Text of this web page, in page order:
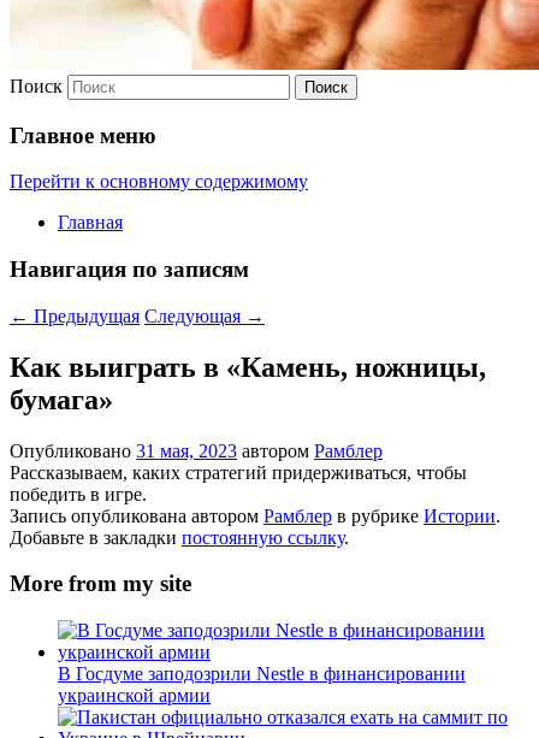
Поиск
Главное меню
Перейти к основному содержимому
Главная
Навигация по записям
← Предыдущая Следующая →
Как выиграть в «Камень, ножницы,
бумага»
Опубликовано 31 мая, 2023 автором Рамблер
Рассказываем, каких стратегий придерживаться, чтобы
победить в игре.
Запись опубликована автором Рамблер в рубрике Истории.
Добавьте в закладки постоянную ссылку.
More from my site
В Госдуме заподозрили Nestle в финансировании
украинской армии